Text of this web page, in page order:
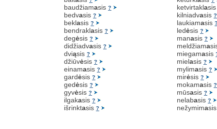
baudžiamasis ?
bedvasis ?
beklasis ?
bendraklasis ?
degėsis ?
didžiadvasis ?
dviąsis ?
džiūvėsis ?
einamasis ?
gardėsis ?
gedėsis ?
gyvėsis ?
ilgakasis ?
išrinktasis ?
ketvirtakla
kilniadvasis ?
laukiamasis
ledėsis ?
manasis ?
meldžiama
miegamasis
mielasis ?
mylimasis ?
mirėsis ?
mokamasis ?
mūsasis ?
nelabasis ?
nežymima